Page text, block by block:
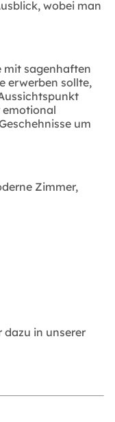
wobei man
mit sagenhaften
erwerben sollte,
emotional
um
Zimmer,
in unserer